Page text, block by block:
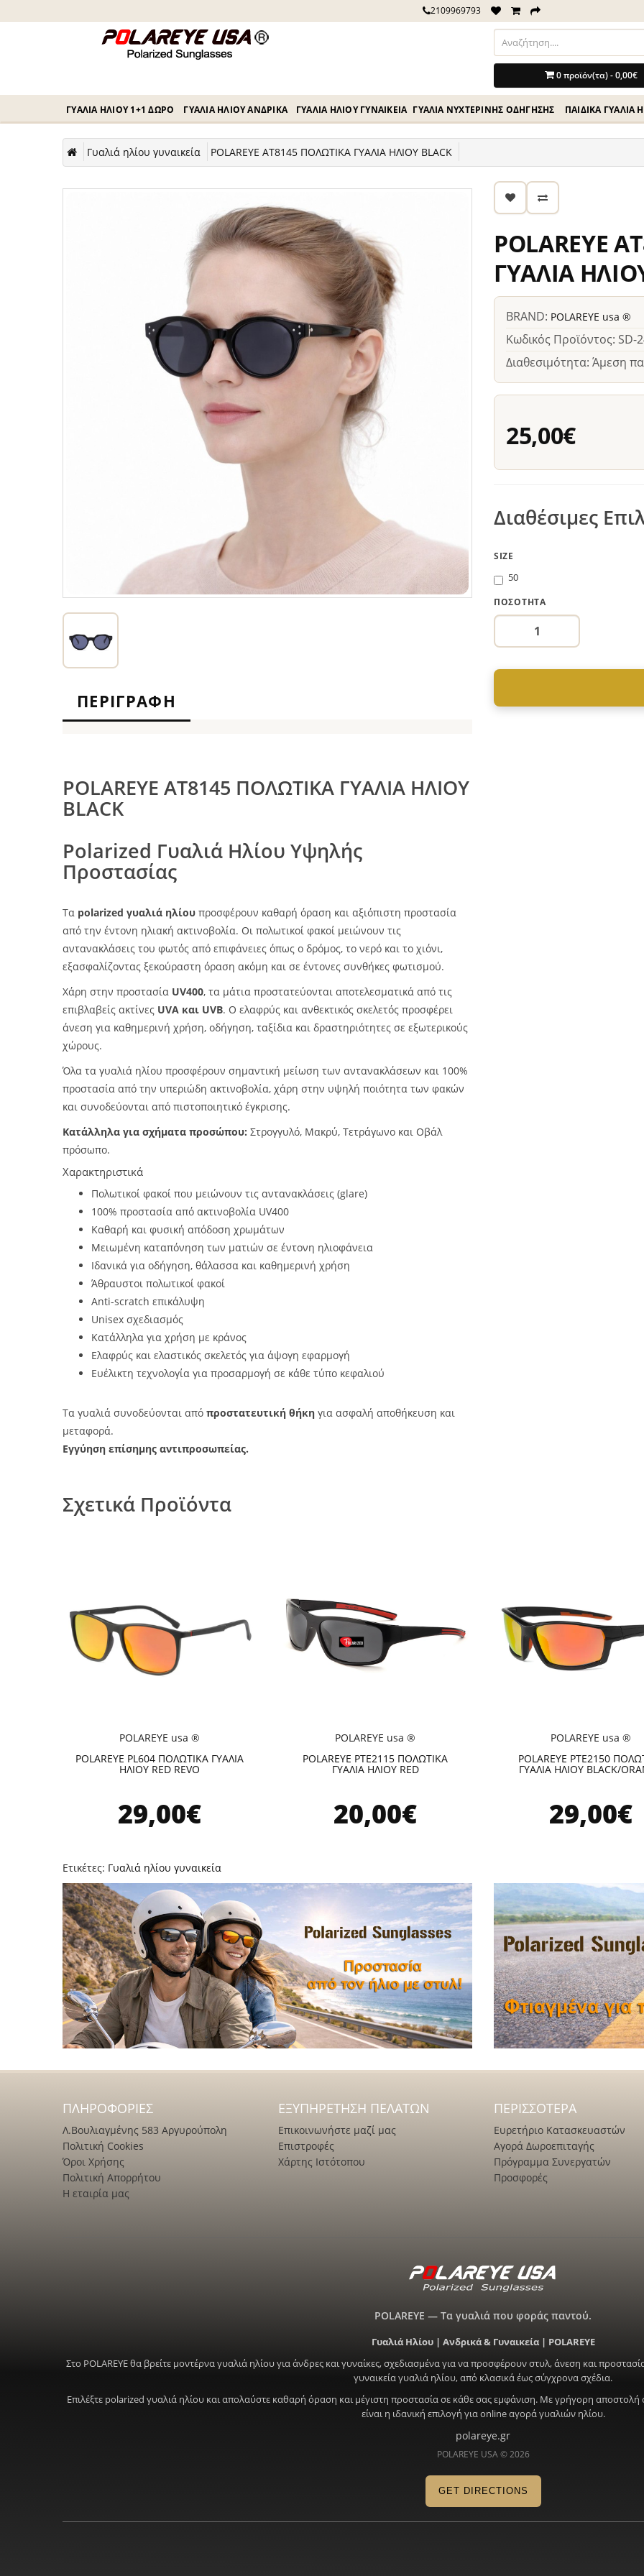
2109969793
0 προϊόν(τα) - 0,00€
ΓΥΑΛΙΆ ΗΛΊΟΥ 1+1 ΔΏΡΟ ΓΥΑΛΙΆ ΗΛΊΟΥ ΑΝΔΡΙΚΆ ΓΥΑΛΙΆ ΗΛΊΟΥ ΓΥΝΑΙΚΕΊΑ ΓΥΑΛΙΆ ΝΥΧΤΕΡΙΝΉΣ ΟΔΗΓΗΣΗΣ ΠΑΙΔΙΚΆ ΓΥΑΛΙΆ
Γυαλιά ηλίου γυναικεία POLAREYE AT8145 ΠΟΛΩΤΙΚΑ ΓΥΑΛΙΑ ΗΛΙΟΥ BLACK
ΠΕΡΙΓΡΑΦΉ
POLAREYE AT8145 ΠΟΛΩΤΙΚΑ ΓΥΑΛΙΑ ΗΛΙΟΥ
BLACK
Polarized Γυαλιά Ηλίου Υψηλής
Προστασίας
Τα polarized γυαλιά ηλίου προσφέρουν καθαρή όραση και αξιόπιστη προστασία
από την έντονη ηλιακή ακτινοβολία. Οι πολωτικοί φακοί μειώνουν τις
αντανακλάσεις του φωτός από επιφάνειες όπως ο δρόμος, το νερό και το χιόνι,
εξασφαλίζοντας ξεκούραστη όραση ακόμη και σε έντονες συνθήκες φωτισμού.
Χάρη στην προστασία UV400, τα μάτια προστατεύονται αποτελεσματικά από τις
επιβλαβείς ακτίνες UVA και UVB. Ο ελαφρύς και ανθεκτικός σκελετός προσφέρει
άνεση για καθημερινή χρήση, οδήγηση, ταξίδια και δραστηριότητες σε εξωτερικούς
χώρους.
Όλα τα γυαλιά ηλίου προσφέρουν σημαντική μείωση των αντανακλάσεων και 100%
προστασία από την υπεριώδη ακτινοβολία, χάρη στην υψηλή ποιότητα των φακών
και συνοδεύονται από πιστοποιητικό έγκρισης.
Κατάλληλα για σχήματα προσώπου: Στρογγυλό, Μακρύ, Τετράγωνο και Οβάλ
πρόσωπο.
Χαρακτηριστικά
Πολωτικοί φακοί που μειώνουν τις αντανακλάσεις (glare)
100% προστασία από ακτινοβολία UV400
Καθαρή και φυσική απόδοση χρωμάτων
Μειωμένη καταπόνηση των ματιών σε έντονη ηλιοφάνεια
Ιδανικά για οδήγηση, θάλασσα και καθημερινή χρήση
Άθραυστοι πολωτικοί φακοί
Anti-scratch επικάλυψη
Unisex σχεδιασμός
Κατάλληλα για χρήση με κράνος
Ελαφρύς και ελαστικός σκελετός για άψογη εφαρμογή
Ευέλικτη τεχνολογία για προσαρμογή σε κάθε τύπο κεφαλιού
Τα γυαλιά συνοδεύονται από προστατευτική θήκη για ασφαλή αποθήκευση και
μεταφορά.
Εγγύηση επίσημης αντιπροσωπείας.
POLAREYE
ΓΥΑΛΙΑ
BRAND: POLAREYE usa ®
Κωδικός Προϊόντος: SD-
Διαθεσιμότητα: Άμεση
25,00€
Διαθέσιμες
SIZE
50
ΠΟΣΌΤΗΤΑ
Σχετικά Προϊόντα
POLAREYE usa ®
POLAREYE PL604 ΠΟΛΩΤΙΚΑ ΓΥΑΛΙΑ
ΗΛΙΟΥ RED REVO
29,00€
POLAREYE usa ®
POLAREYE PTE2115 ΠΟΛΩΤΙΚΑ
ΓΥΑΛΙΑ ΗΛΙΟΥ RED
20,00€
POLAREYE usa ®
POLAREYE PTE2150
ΓΥΑΛΙΑ ΗΛΙΟΥ BLACK/
29,00€
Ετικέτες: Γυαλιά ηλίου γυναικεία
ΠΛΗΡΟΦΟΡΊΕΣ
Λ.Βουλιαγμένης 583 Αργυρούπολη
Πολιτική Cookies
Όροι Χρήσης
Πολιτική Απορρήτου
Η εταιρία μας
ΕΞΥΠΗΡΈΤΗΣΗ ΠΕΛΑΤΏΝ
Επικοινωνήστε μαζί μας
Επιστροφές
Χάρτης Ιστότοπου
ΠΕΡΙΣΣΌΤΕΡΑ
Ευρετήριο Κατασκευαστών
Αγορά Δωροεπιταγής
Πρόγραμμα Συνεργατών
Προσφορές
POLAREYE — Τα γυαλιά που φοράς παντού.
Γυαλιά Ηλίου | Ανδρικά & Γυναικεία | POLAREYE
Στο POLAREYE θα βρείτε μοντέρνα γυαλιά ηλίου για άνδρες και γυναίκες, σχεδιασμένα για να προσφέρουν στυλ, άνεση και
γυναικεία γυαλιά ηλίου, από κλασικά έως σύγχρονα σχέδια.
Επιλέξτε polarized γυαλιά ηλίου και απολαύστε καθαρή όραση και μέγιστη προστασία σε κάθε σας εμφάνιση. Με γρήγορη αποστολή
είναι η ιδανική επιλογή για online αγορά γυαλιών ηλίου.
polareye.gr
POLAREYE USA © 2026
GET DIRECTIONS